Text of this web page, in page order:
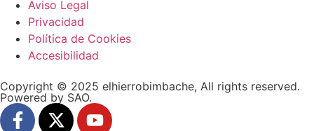
Aviso Legal
Privacidad
Política de Cookies
Accesibilidad
Copyright © 2025 elhierrobimbache, All rights reserved.
Powered by SAO.